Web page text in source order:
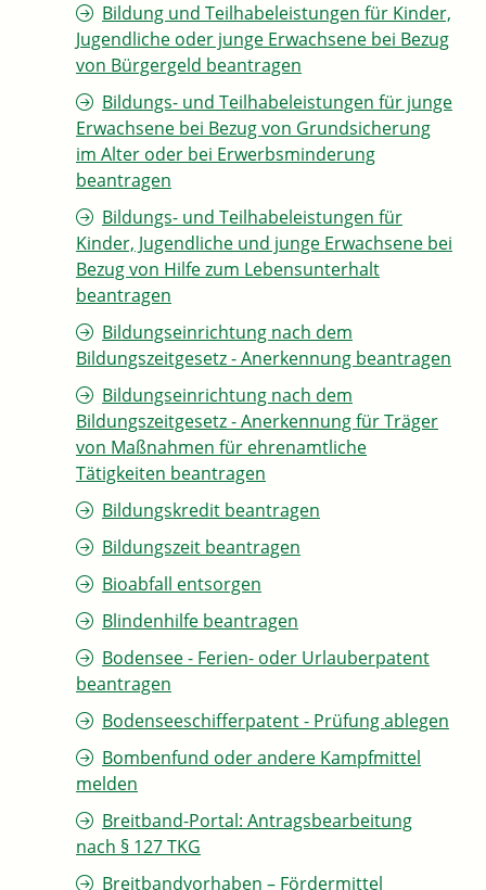
Bildung und Teilhabeleistungen für Kinder,
Jugendliche oder junge Erwachsene bei Bezug
von Bürgergeld beantragen
Bildungs- und Teilhabeleistungen für junge
Erwachsene bei Bezug von Grundsicherung
im Alter oder bei Erwerbsminderung
beantragen
Bildungs- und Teilhabeleistungen für
Kinder, Jugendliche und junge Erwachsene bei
Bezug von Hilfe zum Lebensunterhalt
beantragen
Bildungseinrichtung nach dem
Bildungszeitgesetz - Anerkennung beantragen
Bildungseinrichtung nach dem
Bildungszeitgesetz - Anerkennung für Träger
von Maßnahmen für ehrenamtliche
Tätigkeiten beantragen
Bildungskredit beantragen
Bildungszeit beantragen
Bioabfall entsorgen
Blindenhilfe beantragen
Bodensee - Ferien- oder Urlauberpatent
beantragen
Bodenseeschifferpatent - Prüfung ablegen
Bombenfund oder andere Kampfmittel
melden
Breitband-Portal: Antragsbearbeitung
nach § 127 TKG
Breitbandvorhaben – Fördermittel